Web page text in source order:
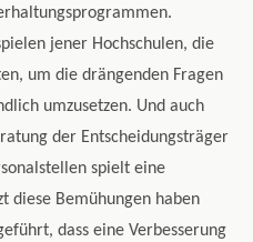
jener Hochschulen, die
um die drängenden Fragen
umzusetzen. Und auch
der Entscheidungsträger
spielt eine
diese Bemühungen haben
dass eine Verbesserung